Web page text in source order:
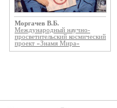
Моргачев В.Б.
Международный научно-
просветительский космический
проект «Знамя Мира»